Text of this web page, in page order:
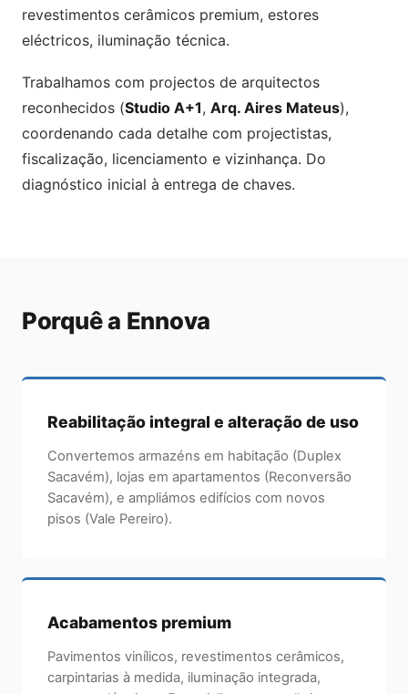
revestimentos cerâmicos premium, estores
eléctricos, iluminação técnica.
Trabalhamos com projectos de arquitectos
reconhecidos (Studio A+1, Arq. Aires Mateus),
coordenando cada detalhe com projectistas,
fiscalização, licenciamento e vizinhança. Do
diagnóstico inicial à entrega de chaves.
Porquê a Ennova
Reabilitação integral e alteração de uso
Convertemos armazéns em habitação (Duplex
Sacavém), lojas em apartamentos (Reconversão
Sacavém), e ampliámos edifícios com novos
pisos (Vale Pereiro).
Acabamentos premium
Pavimentos vinílicos, revestimentos cerâmicos,
carpintarias à medida, iluminação integrada,